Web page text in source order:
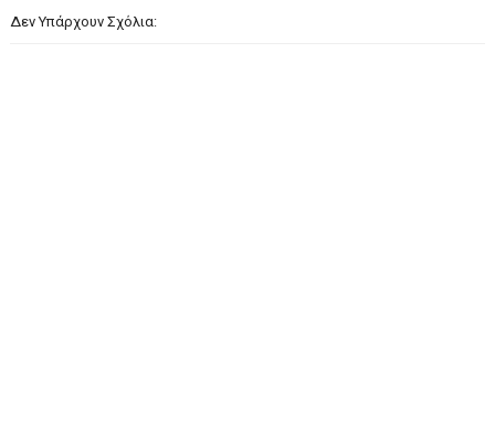
Δεν Υπάρχουν Σχόλια: